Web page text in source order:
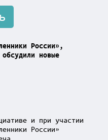
России»,
новые
и при участии
России»